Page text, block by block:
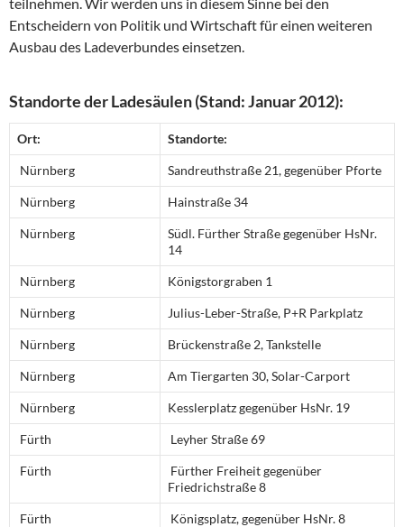
Entscheidern von Politik und Wirtschaft für einen weiteren
Ausbau des Ladeverbundes einsetzen.
Standorte der Ladesäulen (Stand: Januar 2012):
Ort: Standorte:
Nürnberg Sandreuthstraße 21, gegenüber Pforte
Nürnberg Hainstraße 34
Nürnberg
Südl. Fürther Straße gegenüber HsNr.
14
Nürnberg Königstorgraben 1
Nürnberg Julius-Leber-Straße, P+R Parkplatz
Nürnberg Brückenstraße 2, Tankstelle
Nürnberg Am Tiergarten 30, Solar-Carport
Nürnberg Kesslerplatz gegenüber HsNr. 19
Fürth Leyher Straße 69
Fürth
Fürther Freiheit gegenüber
Friedrichstraße 8
Fürth Königsplatz, gegenüber HsNr. 8